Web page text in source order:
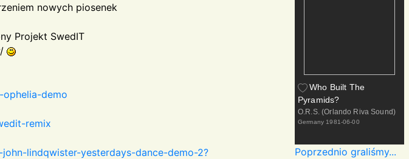
nowych piosenek
Projekt SwedIT
demo
remix
lindqwister-yesterdays-dance-demo-2?
Who Built The
Pyramids?
O.R.S. (Orlando Riva Sound)
Germany 1981-06-00
Poprzednio graliśmy...